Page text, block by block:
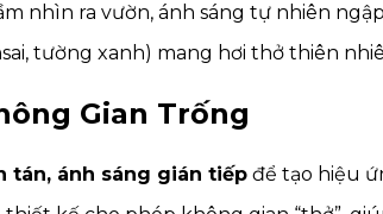
nhìn ra vườn, ánh sáng tự nhiên
tường xanh) mang hơi thở thiên
Gian Trống
tán, ánh sáng gián tiếp để tạo hiệu